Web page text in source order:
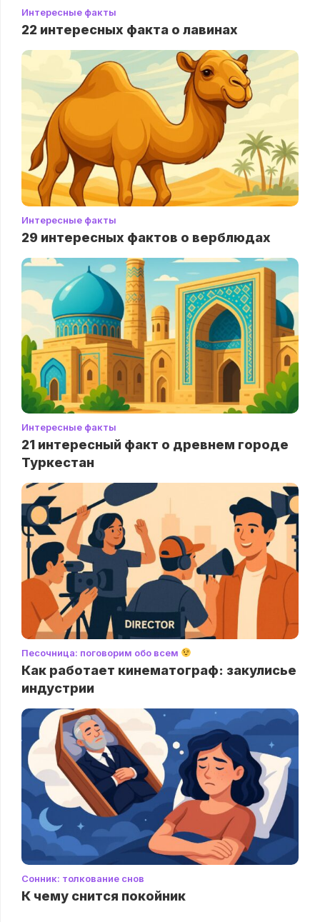
Интересные факты
22 интересных факта о лавинах
Интересные факты
29 интересных фактов о верблюдах
Интересные факты
21 интересный факт о древнем городе
Туркестан
Песочница: поговорим обо всем
Как работает кинематограф: закулисье
индустрии
Сонник: толкование снов
К чему снится покойник